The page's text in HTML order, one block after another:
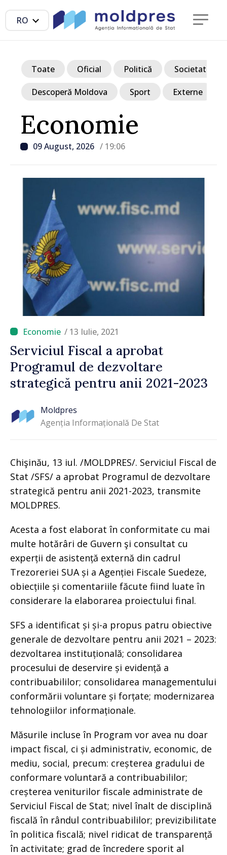
RO
Economie
09 August, 2026 / 19:06
Toate Oficial Politică Societate
Descoperă Moldova Sport Externe
/ 13 Iulie, 2021
Serviciul Fiscal a aprobat
Programul de dezvoltare
strategică pentru anii 2021-2023
Moldpres
Agenția Informațională De Stat
Chişinău, 13 iul. /MOLDPRES/. Serviciul Fiscal de
Stat /SFS/ a aprobat Programul de dezvoltare
strategică pentru anii 2021-2023, transmite
MOLDPRES.
Acesta a fost elaborat în conformitate cu mai
multe hotărâri de Guvern şi consultat cu
experții de asistență externă din cadrul
Trezoreriei SUA și a Agenției Fiscale Suedeze,
obiecțiile și comentariile făcute fiind luate în
considerare la elaborarea proiectului final.
SFS a identificat și și-a propus patru obiective
generale de dezvoltare pentru anii 2021 – 2023:
dezvoltarea instituțională; consolidarea
procesului de deservire și evidență a
contribuabililor; consolidarea managementului
conformării voluntare și forțate; modernizarea
tehnologiilor informaționale.
Măsurile incluse în Program vor avea nu doar
impact fiscal, ci și administrativ, economic, de
mediu, social, precum: creșterea gradului de
conformare voluntară a contribuabililor;
creșterea veniturilor fiscale administrate de
Serviciul Fiscal de Stat; nivel înalt de disciplină
fiscală în rândul contribuabililor; previzibilitate
în politica fiscală; nivel ridicat de transparență
în activitate; grad de încredere sporit al